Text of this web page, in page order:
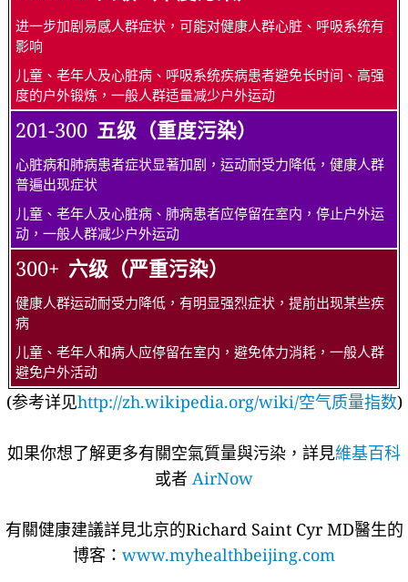
进一步加剧易感人群症状，可能对健康人群心脏、呼吸系统有
影响
儿童、老年人及心脏病、呼吸系统疾病患者避免长时间、高强
度的户外锻炼，一般人群适量减少户外运动
201-300 五级（重度污染）
心脏病和肺病患者症状显著加剧，运动耐受力降低，健康人群
普遍出现症状
儿童、老年人及心脏病、肺病患者应停留在室内，停止户外运
动，一般人群减少户外运动
300+ 六级（严重污染）
健康人群运动耐受力降低，有明显强烈症状，提前出现某些疾
病
儿童、老年人和病人应停留在室内，避免体力消耗，一般人群
避免户外活动
(参考详见http://zh.wikipedia.org/wiki/空气质量指数)
如果你想了解更多有關空氣質量與污染，詳見維基百科
或者 AirNow
有關健康建議詳​​見北京的Richard Saint Cyr MD醫生的
博客： www.myhealthbeijing.com